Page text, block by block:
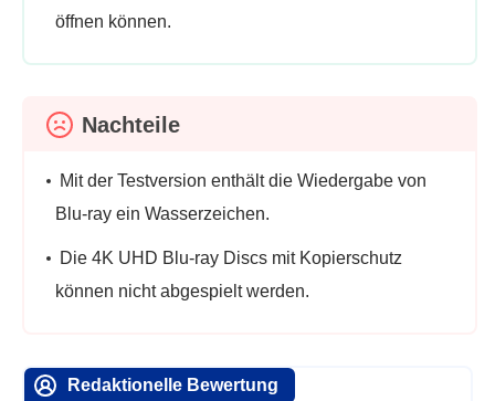
öffnen können.
Nachteile
Mit der Testversion enthält die Wiedergabe von
Blu-ray ein Wasserzeichen.
Die 4K UHD Blu-ray Discs mit Kopierschutz
können nicht abgespielt werden.
Redaktionelle Bewertung